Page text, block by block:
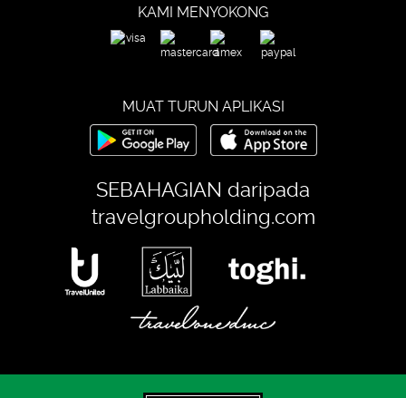
KAMI MENYOKONG
MUAT TURUN APLIKASI
SEBAHAGIAN daripada
travelgroupholding.com